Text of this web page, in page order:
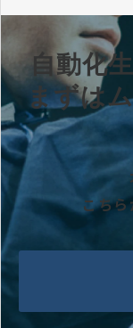
自動化
まずは
こち